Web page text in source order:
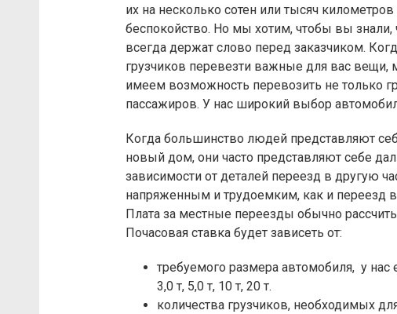
их на несколько сотен или тысяч
беспокойство. Но мы хотим, чтобы вы знали,
всегда держат слово перед заказчиком.
грузчиков перевезти важные для вас
имеем возможность перевозить не только
пассажиров. У нас широкий выбор
Когда большинство людей представляют
новый дом, они часто представляют себе
зависимости от деталей переезд в другую
напряженным и трудоемким, как и переезд
Плата за местные переезды обычно
Почасовая ставка будет зависеть от:
требуемого размера автомобиля, у нас
3,0 т, 5,0 т, 10 т, 20 т.
количества грузчиков, необходимых